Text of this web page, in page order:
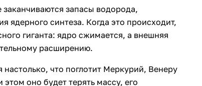
заканчиваются запасы водорода,
ядерного синтеза. Когда это происходит,
гиганта: ядро сжимается, а внешняя
расширению.
что поглотит Меркурий, Венеру
оно будет терять массу, его